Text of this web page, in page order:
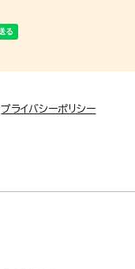
プライバシーポリシー